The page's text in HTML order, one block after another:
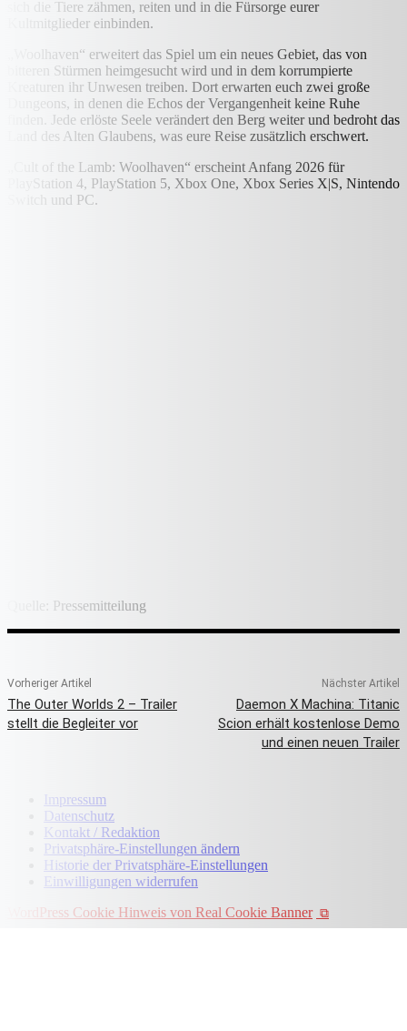
sich die Tiere zähmen, reiten und in die Fürsorge eurer
Kultmitglieder einbinden.
„Woolhaven“ erweitert das Spiel um ein neues Gebiet, das von
bitteren Stürmen heimgesucht wird und in dem korrumpierte
Kreaturen ihr Unwesen treiben. Dort erwarten euch zwei große
Dungeons, in denen die Echos der Vergangenheit keine Ruhe
finden. Jede erlöste Seele verändert den Berg weiter und bedroht das
Land des Alten Glaubens, was eure Reise zusätzlich erschwert.
„Cult of the Lamb: Woolhaven“ erscheint Anfang 2026 für
PlayStation 4, PlayStation 5, Xbox One, Xbox Series X|S, Nintendo
Switch und PC.
Quelle: Pressemitteilung
Vorheriger Artikel
The Outer Worlds 2 – Trailer
stellt die Begleiter vor
Nächster Artikel
Daemon X Machina: Titanic
Scion erhält kostenlose Demo
und einen neuen Trailer
Impressum
Datenschutz
Kontakt / Redaktion
Privatsphäre-Einstellungen ändern
Historie der Privatsphäre-Einstellungen
Einwilligungen widerrufen
WordPress Cookie Hinweis von Real Cookie Banner